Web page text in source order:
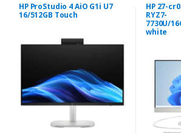
HP ProStudio 4 AiO G1i U7
16/512GB Touch
HP 27-
RYZ7-
7730U/
white